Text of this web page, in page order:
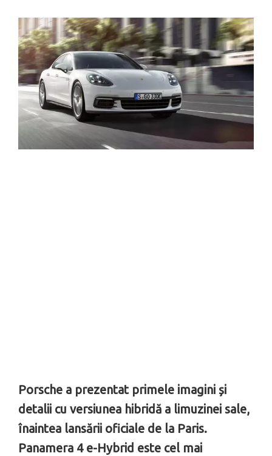
Porsche a prezentat primele imagini și
detalii cu versiunea hibridă a limuzinei sale,
înaintea lansării oficiale de la Paris.
Panamera 4 e-Hybrid este cel mai